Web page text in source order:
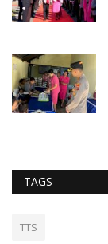
TAGS
TTS